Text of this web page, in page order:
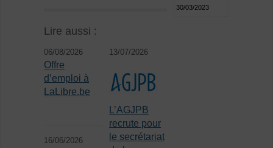
Lire aussi :
06/08/2026
Offre
d’emploi à
LaLibre.be
13/07/2026
L’AGJPB
recrute pour
le secrétariat
16/06/2026
30/03/2023